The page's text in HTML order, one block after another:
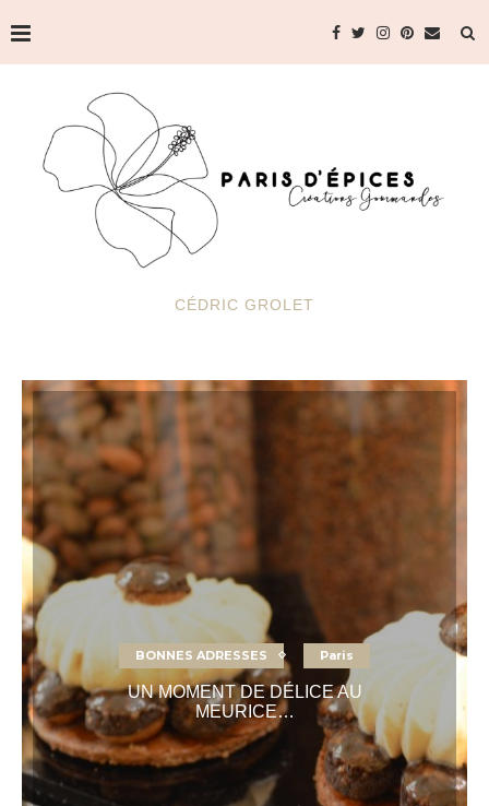
CÉDRIC GROLET
BONNES ADRESSES Paris
UN MOMENT DE DÉLICE AU
MEURICE…